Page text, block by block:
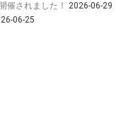
催されました！ 2026-06-29
06-25